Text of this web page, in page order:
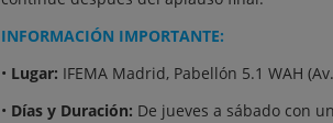
INFORMACIÓN IMPORTANTE:
• Lugar: IFEMA Madrid, Pabellón 5.1 WAH
• Días y Duración: De jueves a sábado con